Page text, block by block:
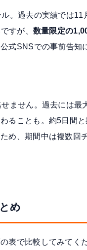
。過去の実績では
すが、 数量限定の
式SNSでの事前告知
ません。過去には最
ることも。約5日間
め、期間中は複数回
め
表で比較してみてく